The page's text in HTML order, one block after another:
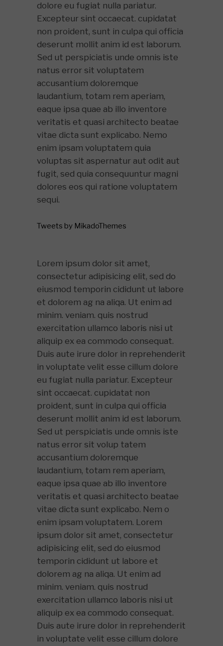
dolore eu fugiat nulla pariatur.
Excepteur sint occaecat. cupidatat
non proident, sunt in culpa qui officia
deserunt mollit anim id est laborum.
Sed ut perspiciatis unde omnis iste
natus error sit voluptatem
accusantium doloremque
laudantium, totam rem aperiam,
eaque ipsa quae ab illo inventore
veritatis et quasi architecto beatae
vitae dicta sunt explicabo. Nemo
enim ipsam voluptatem quia
voluptas sit aspernatur aut odit aut
fugit, sed quia consequuntur magni
dolores eos qui ratione voluptatem
sequi.
Tweets by MikadoThemes
Lorem ipsum dolor sit amet,
consectetur adipisicing elit, sed do
eiusmod temporin cididunt ut labore
et dolorem ag na aliqa. Ut enim ad
minim. veniam. quis nostrud
exercitation ullamco laboris nisi ut
aliquip ex ea commodo consequat.
Duis aute irure dolor in reprehenderit
in voluptate velit esse cillum dolore
eu fugiat nulla pariatur. Excepteur
sint occaecat. cupidatat non
proident, sunt in culpa qui officia
deserunt mollit anim id est laborum.
Sed ut perspiciatis unde omnis iste
natus error sit volup tatem
accusantium doloremque
laudantium, totam rem aperiam,
eaque ipsa quae ab illo inventore
veritatis et quasi architecto beatae
vitae dicta sunt explicabo. Nem o
enim ipsam voluptatem. Lorem
ipsum dolor sit amet, consectetur
adipisicing elit, sed do eiusmod
temporin cididunt ut labore et
dolorem ag na aliqa. Ut enim ad
minim. veniam. quis nostrud
exercitation ullamco laboris nisi ut
aliquip ex ea commodo consequat.
Duis aute irure dolor in reprehenderit
in voluptate velit esse cillum dolore